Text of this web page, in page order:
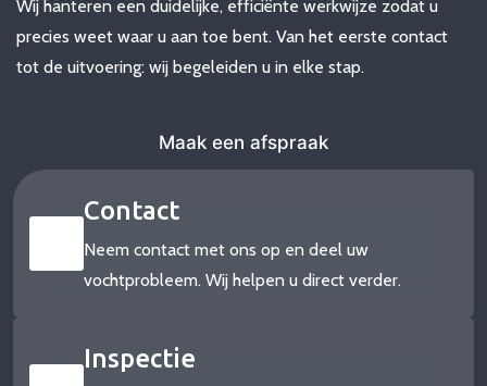
Wij hanteren een duidelijke, efficiënte werkwijze zodat u
precies weet waar u aan toe bent. Van het eerste contact
tot de uitvoering: wij begeleiden u in elke stap.
Maak een afspraak
Contact
Neem contact met ons op en deel uw
vochtprobleem. Wij helpen u direct verder.
Inspectie